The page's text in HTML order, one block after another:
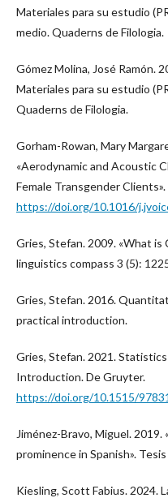
Materiales para su estudio
medio. Quaderns de Filologia.
Gómez Molina, José Ramón.
Materiales para su estudio
Quaderns de Filologia.
Gorham-Rowan, Mary
«Aerodynamic and Acoustic
Female Transgender
https://doi.org/10.1016/
Gries, Stefan. 2009. «What is
linguistics compass 3 (5):
Gries, Stefan. 2016.
practical introduction.
Gries, Stefan. 2021.
Introduction. De Gruyter.
https://doi.org/10.1515/
Jiménez-Bravo, Miguel.
prominence in Spanish».
Kiesling, Scott Fabius. 2024.